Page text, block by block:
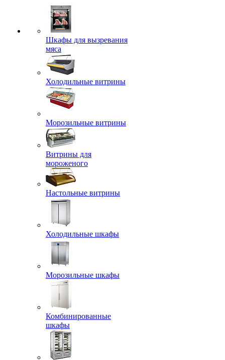
Шкафы для вызревания
мяса
Холодильные витрины
Морозильные витрины
Витрины для
мороженого
Настольные витрины
Холодильные шкафы
Морозильные шкафы
Комбинированные
шкафы